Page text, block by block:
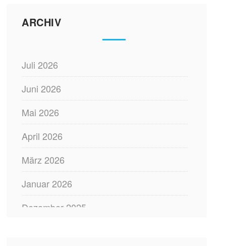
ARCHIV
Juli 2026
Juni 2026
Mai 2026
April 2026
März 2026
Januar 2026
Dezember 2025